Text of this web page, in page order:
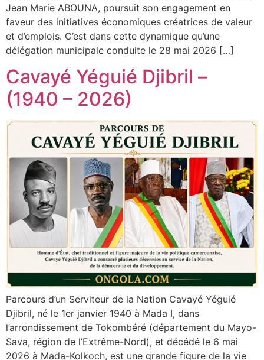
Jean Marie ABOUNA, poursuit son engagement en
faveur des initiatives économiques créatrices de valeur
et d’emplois. C’est dans cette dynamique qu’une
délégation municipale conduite le 28 mai 2026 […]
Cavayé Yéguié Djibril –
(1940 – 2026)
Parcours d’un Serviteur de la Nation Cavayé Yéguié
Djibril, né le 1er janvier 1940 à Mada I, dans
l’arrondissement de Tokombéré (département du Mayo-
Sava, région de l’Extrême-Nord), et décédé le 6 mai
2026 à Mada-Kolkoch, est une grande figure de la vie